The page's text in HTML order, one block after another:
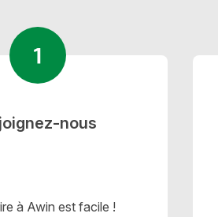
nous
à Awin est facile !